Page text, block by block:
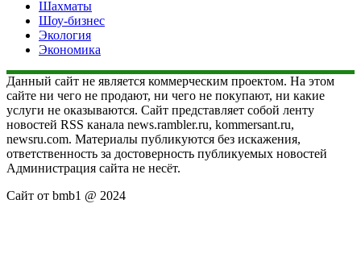
Шахматы
Шоу-бизнес
Экология
Экономика
Данный сайт не является коммерческим проектом. На этом
сайте ни чего не продают, ни чего не покупают, ни какие
услуги не оказываются. Сайт представляет собой ленту
новостей RSS канала news.rambler.ru, kommersant.ru,
newsru.com. Материалы публикуются без искажения,
ответственность за достоверность публикуемых новостей
Администрация сайта не несёт.
Сайт от bmb1 @ 2024